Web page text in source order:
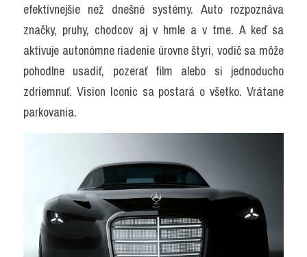
efektívnejšie než dnešné systémy. Auto rozpoznáva
značky, pruhy, chodcov aj v hmle a v tme. A keď sa
aktivuje autonómne riadenie úrovne štyri, vodič sa môže
pohodlne usadiť, pozerať film alebo si jednoducho
zdriemnuť. Vision Iconic sa postará o všetko. Vrátane
parkovania.